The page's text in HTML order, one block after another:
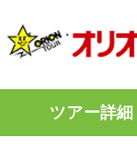
ツアー詳細